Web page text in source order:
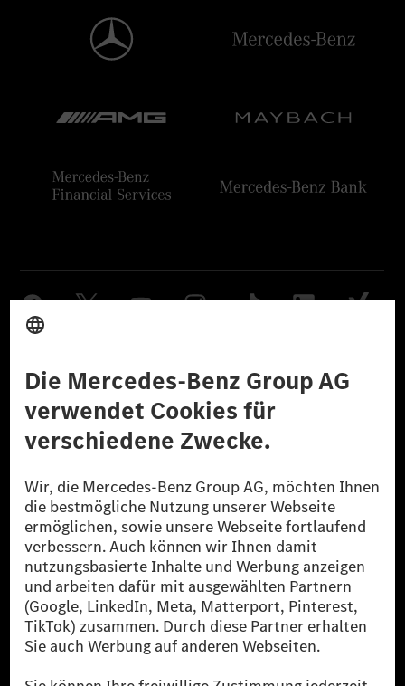
Datenschutz Lizenzhinweise Dritter Barrierefreiheit
© 2026 Mercedes-Benz Group AG. Alle Rechte vorbehalten.
[1] Bilanziell CO₂-neutral bedeutet, dass nicht vermiedene oder nicht
reduzierte CO₂-Emissionen bei der Mercedes-Benz Group durch
zertifizierte Ausgleichsprojekte kompensiert werden.
[2] Renewable Charging ist ein integraler Bestandteil von MB.CHARGE
Public in Europa, den USA, Kanada und China. Sofern an der jeweiligen
Ladestation noch kein Strom aus erneuerbaren Energien vorliegt,
verwendet Renewable Charging Grünstromzertifikate*. Diese stellen
sicher, dass für Ladevorgänge über MB.CHARGE Public eine äquivalente
Strommenge aus erneuerbaren Energien ins Stromnetz eingespeist wird.